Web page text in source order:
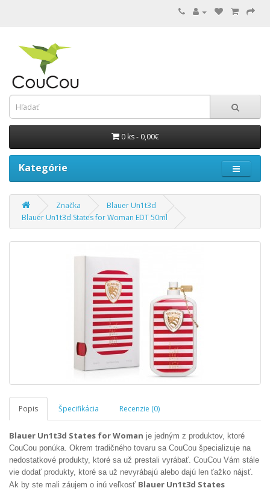
0 ks - 0,00€
Kategórie
Značka
Blauer Un1t3d
Blauer Un1t3d States for Woman EDT 50ml
Popis Špecifikácia Recenzie (0)
Blauer Un1t3d States forWoman je jedným z produktov, ktoré
CouCou ponúka. Okrem tradičného tovaru sa CouCou špecializuje na
nedostatkové produkty, ktoré sa už prestali vyrábať. CouCou Vám stále
vie dodať produkty, ktoré sa už nevyrábajú alebo dajú len ťažko nájsť.
Ak by ste mali záujem o inú veľkosť Blauer Un1t3d States